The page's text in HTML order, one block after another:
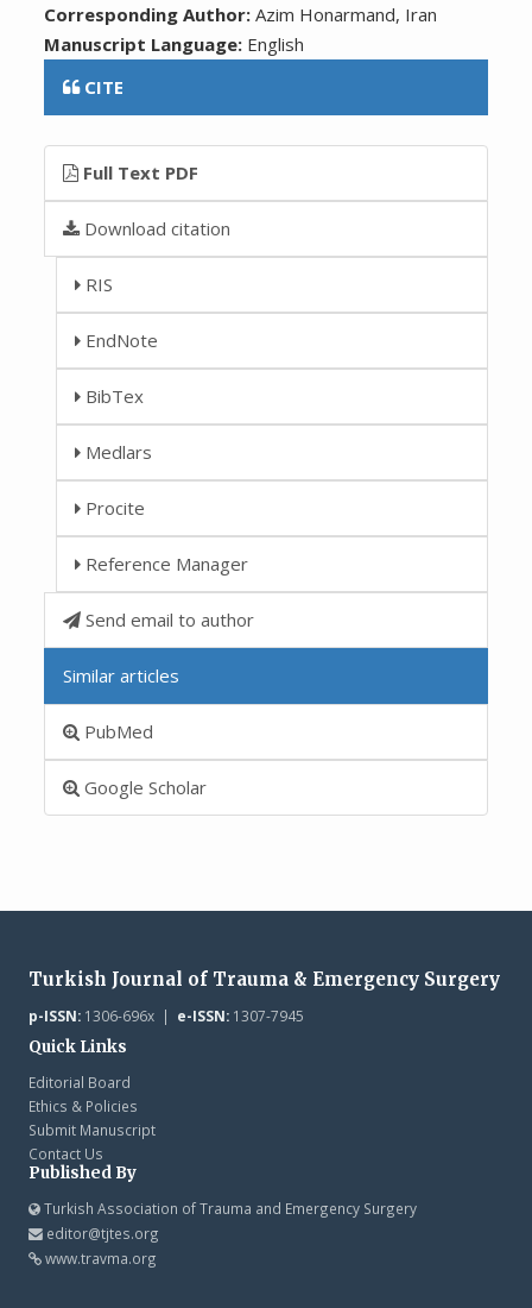
Corresponding Author:Azim Honarmand, Iran
Manuscript Language: English
CITE
Full Text PDF
Download citation
RIS
EndNote
BibTex
Medlars
Procite
Reference Manager
Send email to author
Similar articles
PubMed
Google Scholar
Turkish Journal of Trauma & Emergency Surgery
p-ISSN:1306-696x | e-ISSN:1307-7945
Quick Links
Editorial Board
Ethics & Policies
Submit Manuscript
Contact Us
Published By
Turkish Association of Trauma and Emergency Surgery
editor@tjtes.org
www.travma.org